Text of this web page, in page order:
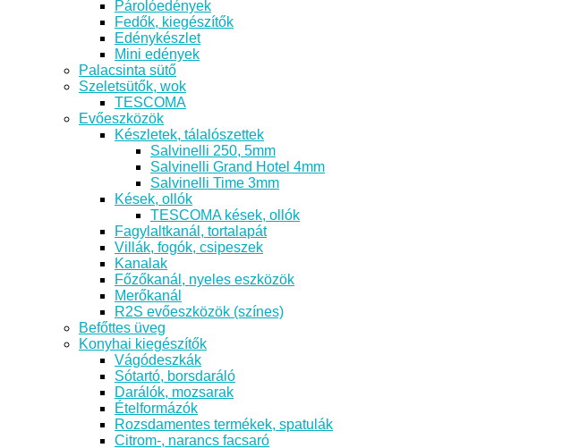
Párolóedények
Fedők, kiegészítők
Edénykészlet
Mini edények
Palacsinta sütő
Szeletsütők, wok
TESCOMA
Evőeszközök
Készletek, tálalószettek
Salvinelli 250, 5mm
Salvinelli Grand Hotel 4mm
Salvinelli Time 3mm
Kések, ollók
TESCOMA kések, ollók
Fagylaltkanál, tortalapát
Villák, fogók, csipeszek
Kanalak
Főzőkanál, nyeles eszközök
Merőkanál
R2S evőeszközök (színes)
Befőttes üveg
Konyhai kiegészítők
Vágódeszkák
Sótartó, borsdaráló
Darálók, mozsarak
Ételformázók
Rozsdamentes termékek, spatulák
Citrom-, narancs facsaró